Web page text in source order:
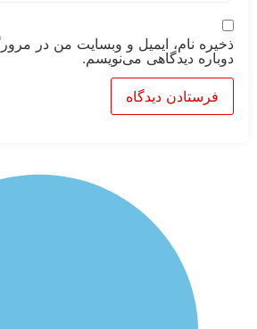
نام، ایمیل و وبسایت من در مرورگر برای
دیدگاهی می‌نویسم.